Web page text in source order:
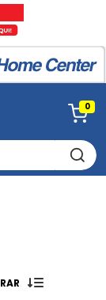
0